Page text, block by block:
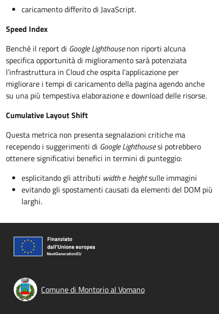
caricamento differito di JavaScript.
Speed Index
Benché il report di Google Lighthousenon riporti alcuna
specifica opportunità di miglioramento sarà potenziata
l’infrastruttura in Cloud che ospita l’applicazione per
migliorare i tempi di caricamento della pagina agendo anche
su una più tempestiva elaborazione e download delle risorse.
Cumulative Layout Shift
Questa metrica non presenta segnalazioni critiche ma
recependo i suggerimenti di Google Lighthousesi potrebbero
ottenere significativi benefici in termini di punteggio:
esplicitando gli attributi widthe heightsulle immagini
evitando gli spostamenti causati da elementi del DOM più
larghi.
Comune di Montorio al Vomano